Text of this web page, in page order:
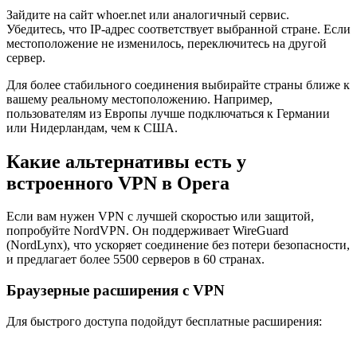
Зайдите на сайт whoer.net или аналогичный сервис.
Убедитесь, что IP-адрес соответствует выбранной стране. Если
местоположение не изменилось, переключитесь на другой
сервер.
Для более стабильного соединения выбирайте страны ближе к
вашему реальному местоположению. Например,
пользователям из Европы лучше подключаться к Германии
или Нидерландам, чем к США.
Какие альтернативы есть у
встроенного VPN в Opera
Если вам нужен VPN с лучшей скоростью или защитой,
попробуйте NordVPN. Он поддерживает WireGuard
(NordLynx), что ускоряет соединение без потери безопасности,
и предлагает более 5500 серверов в 60 странах.
Браузерные расширения с VPN
Для быстрого доступа подойдут бесплатные расширения: